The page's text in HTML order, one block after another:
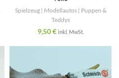
Spielzeug | Modellautos | Puppen &
Teddys
9,50€ inkl. MwSt.